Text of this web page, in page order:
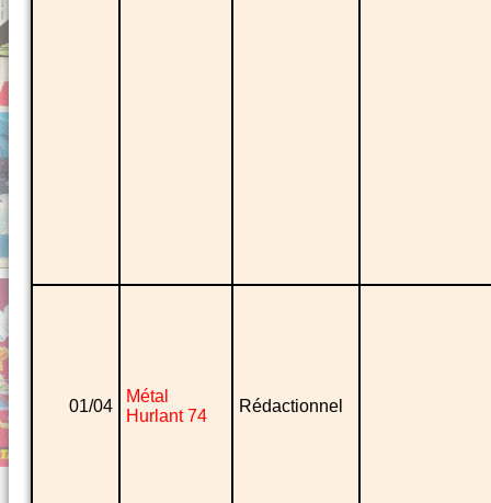
01/04
Métal
Hurlant 74
Rédactionnel